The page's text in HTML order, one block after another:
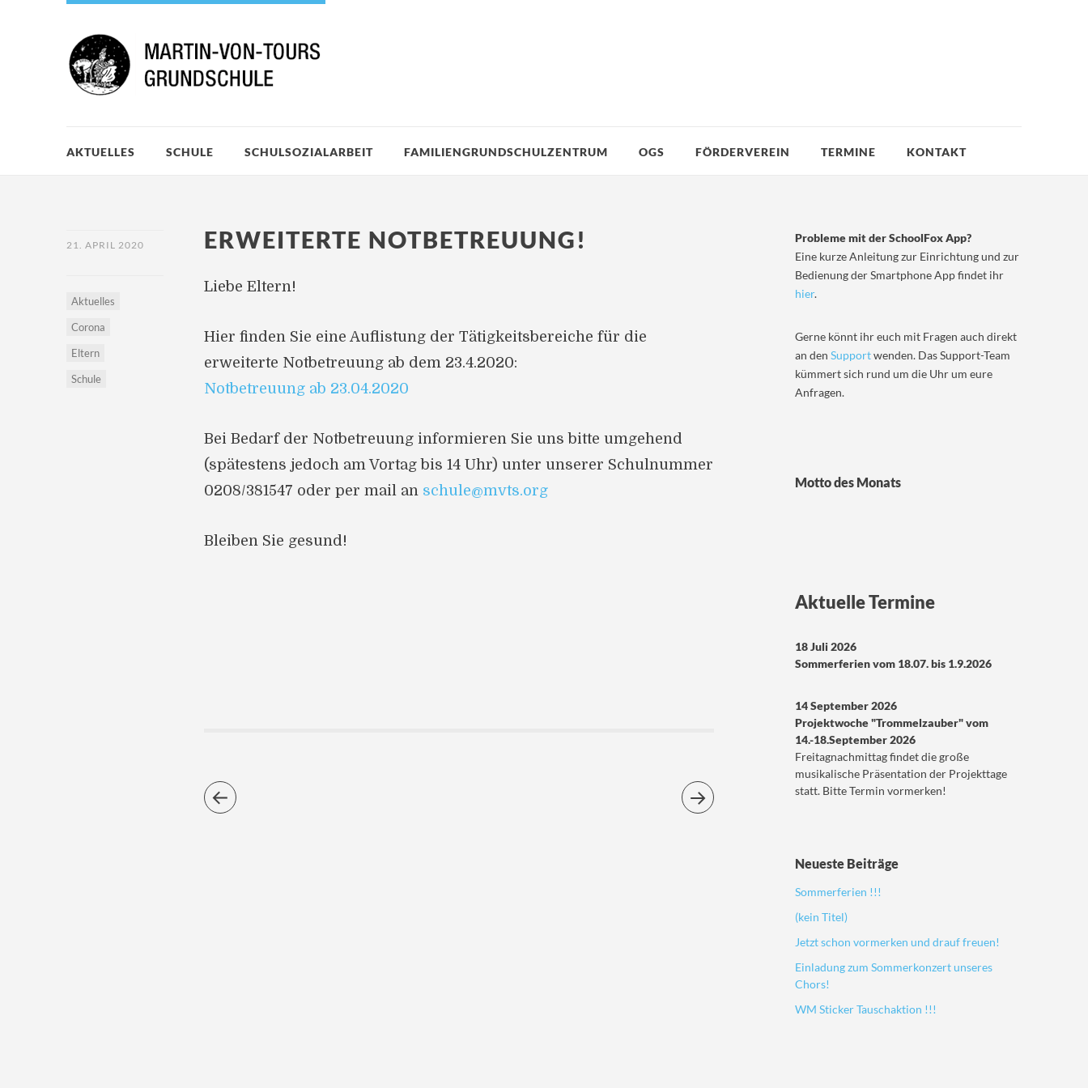
AKTUELLES SCHULE SCHULSOZIALARBEIT FAMILIENGRUNDSCHULZENTRUM OGS FÖRDERVEREIN TERMINE KONTAKT
21. APRIL 2020
Aktuelles
Corona
Eltern
Schule
ERWEITERTE NOTBETREUUNG!
Liebe Eltern!
Hier finden Sie eine Auflistung der Tätigkeitsbereiche für die
erweiterte Notbetreuung ab dem 23.4.2020:
Notbetreuung ab 23.04.2020
Bei Bedarf der Notbetreuung informieren Sie uns bitte umgehend
(spätestens jedoch am Vortag bis 14 Uhr) unter unserer Schulnummer
0208/381547 oder per mail an schule@mvts.org
Bleiben Sie gesund!
Probleme mit der SchoolFox App?
Eine kurze Anleitung zur Einrichtung und zur
Bedienung der Smartphone App findet ihr
hier.
Gerne könnt ihr euch mit Fragen auch direkt
an den Supportwenden. Das Support-Team
kümmert sich rund um die Uhr um eure
Anfragen.
Motto des Monats
Aktuelle Termine
18 Juli 2026
Sommerferien vom 18.07. bis 1.9.2026
14 September 2026
Projektwoche "Trommelzauber" vom
14.-18.September 2026
Freitagnachmittag findet die große
musikalische Präsentation der Projekttage
statt. Bitte Termin vormerken!
Neueste Beiträge
Sommerferien !!!
(kein Titel)
Jetzt schon vormerken und drauf freuen!
Einladung zum Sommerkonzert unseres
Chors!
WM Sticker Tauschaktion !!!